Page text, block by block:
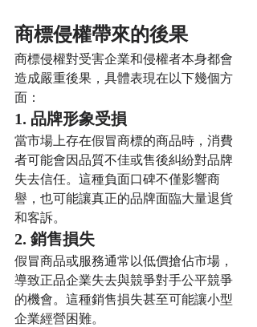
商標侵權帶來的後果
商標侵權對受害企業和侵權者本身都會
造成嚴重後果，具體表現在以下幾個方
面：
1. 品牌形象受損
當市場上存在假冒商標的商品時，消費
者可能會因品質不佳或售後糾紛對品牌
失去信任。這種負面口碑不僅影響商
譽，也可能讓真正的品牌面臨大量退貨
和客訴。
2. 銷售損失
假冒商品或服務通常以低價搶佔市場，
導致正品企業失去與競爭對手公平競爭
的機會。這種銷售損失甚至可能讓小型
企業經營困難。